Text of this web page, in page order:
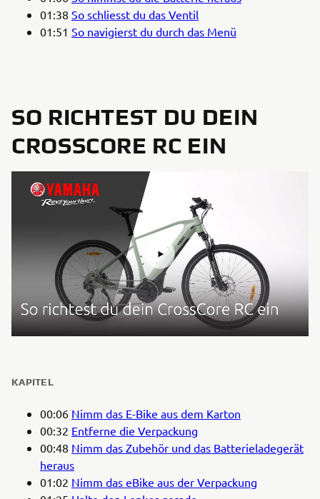
01:38 So schliesst du das Ventil
01:51 So navigierst du durch das Menü
SO RICHTEST DU DEIN
CROSSCORE RC EIN
KAPITEL
00:06 Nimm das E-Bike aus dem Karton
00:32 Entferne die Verpackung
00:48 Nimm das Zubehör und das Batterieladegerät
heraus
01:02 Nimm das eBike aus der Verpackung